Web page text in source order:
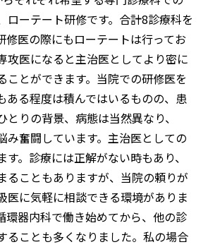
ローテート研修です。合計8診療科を
修医の際にもローテートは行ってお
攻医になると主治医としてより密に
ことができます。当院での研修医を
ある程度は積んではいるものの、患
とりの背景、病態は当然異なり、
み奮闘しています。主治医としての
す。診療には正解がない時もあり、
ることもありますが、当院の頼りが
医に気軽に相談できる環境がありま
環器内科で働き始めてから、他の診
ることも多くなりました。私の場合